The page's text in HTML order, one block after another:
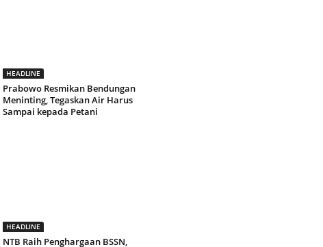
HEADLINE
Prabowo Resmikan Bendungan
Meninting, Tegaskan Air Harus
Sampai kepada Petani
HEADLINE
NTB Raih Penghargaan BSSN,